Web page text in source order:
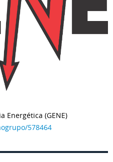
Energética (GENE)
578464